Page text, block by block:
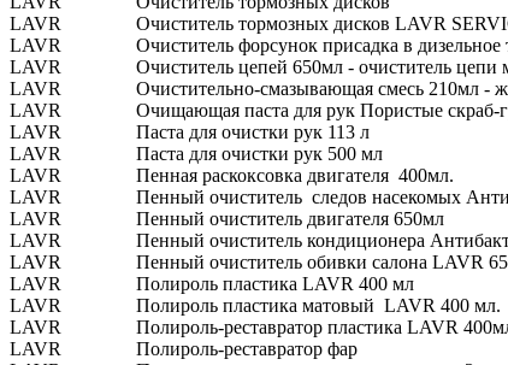
LAVR
Очиститель тормозных дисков LAVR
LAVR
Очиститель форсунок присадка в
LAVR
Очиститель цепей 650мл - очиститель цепи
LAVR
Очистительно-смазывающая смесь 210мл -
LAVR
Очищающая паста для рук Пористые скраб-
LAVR
Паста для очистки рук 113 л
LAVR
Паста для очистки рук 500 мл
LAVR
Пенная раскоксовка двигателя 400мл.
LAVR
Пенный очиститель следов насекомых
LAVR
Пенный очиститель двигателя 650мл
LAVR
Пенный очиститель кондиционера
LAVR
Пенный очиститель обивки салона LAVR
LAVR
Полироль пластика LAVR 400 мл
LAVR
Полироль пластика матовый LAVR 400 мл.
LAVR
Полироль-реставратор пластика LAVR
LAVR
Полироль-реставратор фар